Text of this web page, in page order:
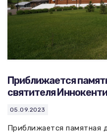
Приближается
святителя
05.09.2023
Приближается памятная